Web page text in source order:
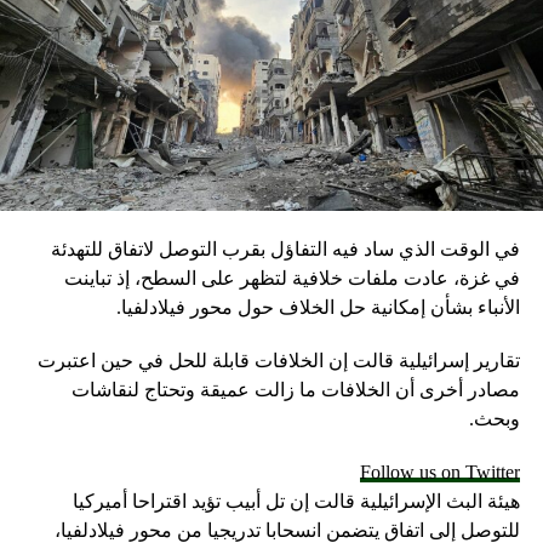
في الوقت الذي ساد فيه التفاؤل بقرب التوصل لاتفاق للتهدئة
في غزة، عادت ملفات خلافية لتظهر على السطح، إذ تباينت
الأنباء بشأن إمكانية حل الخلاف حول محور فيلادلفيا.
تقارير إسرائيلية قالت إن الخلافات قابلة للحل في حين اعتبرت
مصادر أخرى أن الخلافات ما زالت عميقة وتحتاج لنقاشات
وبحث.
Follow us on Twitter
هيئة البث الإسرائيلية قالت إن تل أبيب تؤيد اقتراحا أميركيا
للتوصل إلى اتفاق يتضمن انسحابا تدريجيا من محور فيلادلفيا،